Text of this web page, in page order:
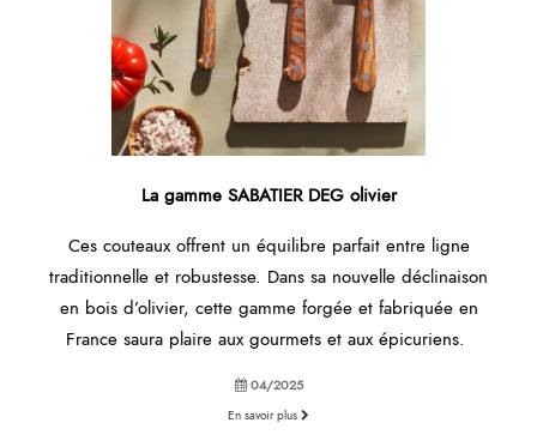
La gamme SABATIER DEG olivier
Ces couteaux offrent un équilibre parfait entre ligne
traditionnelle et robustesse. Dans sa nouvelle déclinaison
en bois d’olivier, cette gamme forgée et fabriquée en
France saura plaire aux gourmets et aux épicuriens.
04/2025
En savoir plus